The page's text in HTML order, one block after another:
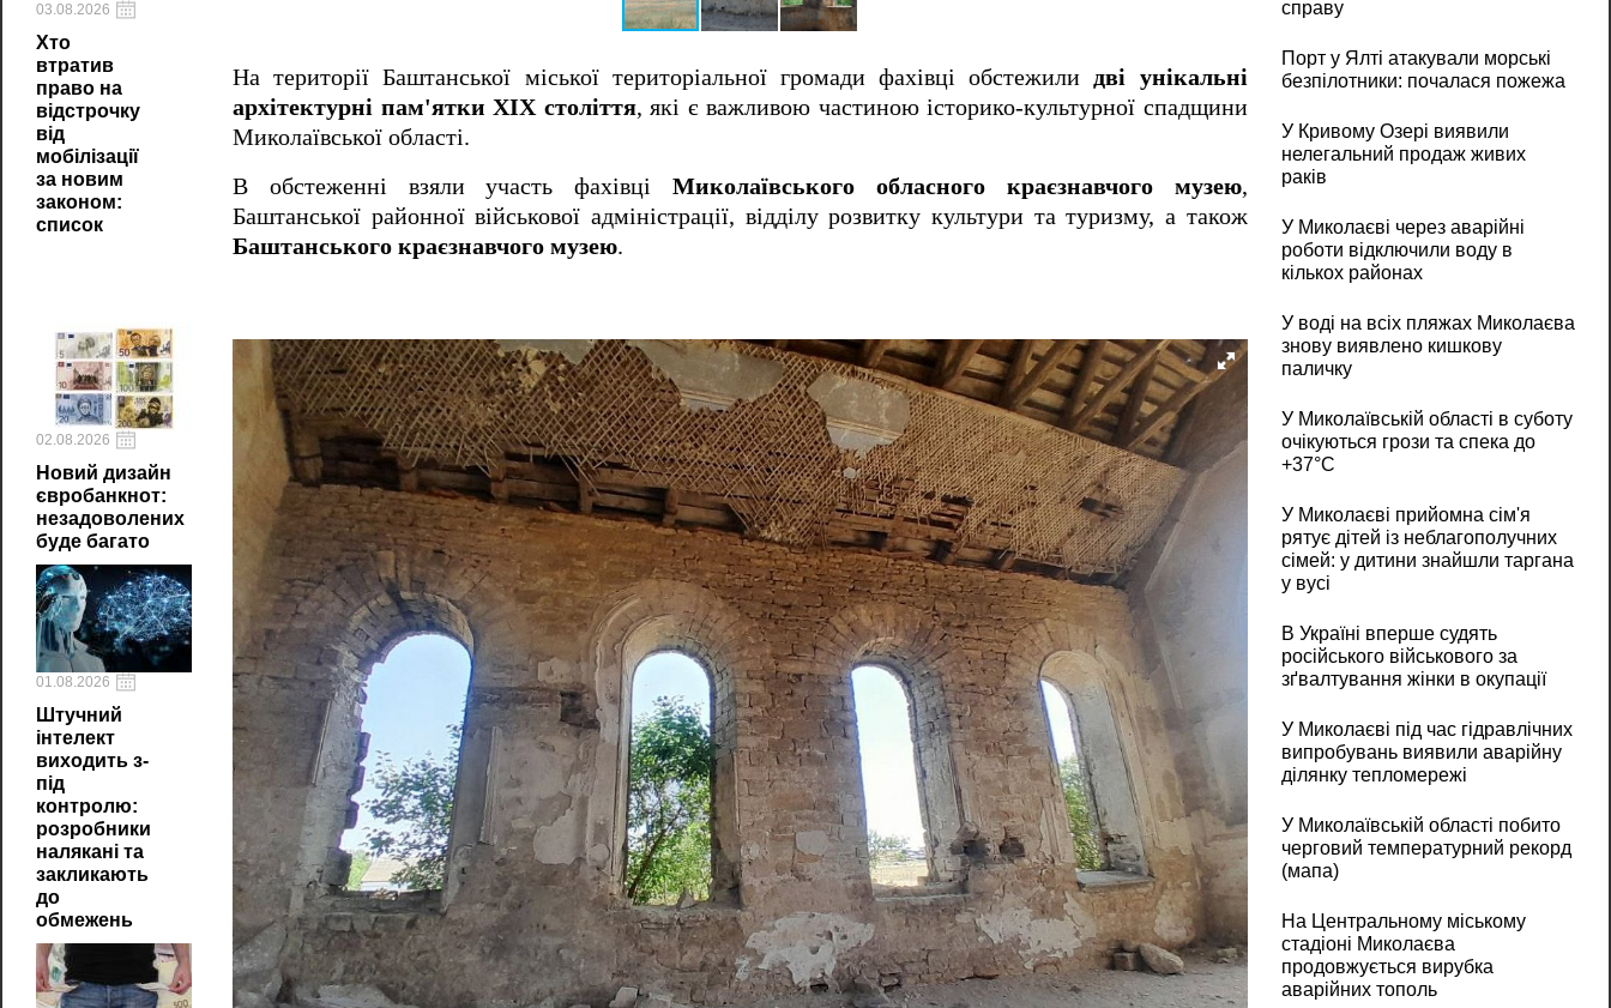
03.08.2026
Хто
втратив
право на
відстрочку
від
мобілізації
за новим
законом:
список
02.08.2026
Новий дизайн
євробанкнот:
незадоволених
буде багато
01.08.2026
Штучний
інтелект
виходить з-
під
контролю:
розробники
налякані та
закликають
до
обмежень
На території Баштанської міської територіальної громади фахівці обстежили дві унікальні
архітектурні пам'ятки ХІХ століття, які є важливою частиною історико-культурної спадщини
Миколаївської області.
В обстеженні взяли участь фахівціМиколаївського обласного краєзнавчого музею,
Баштанської районної військової адміністрації, відділу розвитку культури та туризму, а також
Баштанського краєзнавчого музею.
справу
Порт у Ялті атакували морські
безпілотники: почалася пожежа
У Кривому Озері виявили
нелегальний продаж живих
раків
У Миколаєві через аварійні
роботи відключили воду в
кількох районах
У воді на всіх пляжах Миколаєва
знову виявлено кишкову
паличку
У Миколаївській області в суботу
очікуються грози та спека до
+37°C
У Миколаєві прийомна сім'я
рятує дітей із неблагополучних
сімей: у дитини знайшли таргана
у вусі
В Україні вперше судять
російського військового за
зґвалтування жінки в окупації
У Миколаєві під час гідравлічних
випробувань виявили аварійну
ділянку тепломережі
У Миколаївській області побито
черговий температурний рекорд
(мапа)
На Центральному міському
стадіоні Миколаєва
продовжується вирубка
аварійних тополь